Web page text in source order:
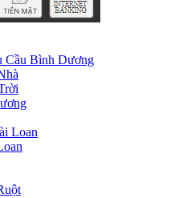
Cầu Bình Dương
Loan